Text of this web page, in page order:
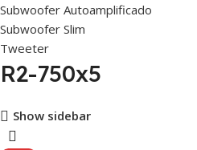
Subwoofer Autoamplificado
Subwoofer Slim
Tweeter
R2-750x5
Show sidebar